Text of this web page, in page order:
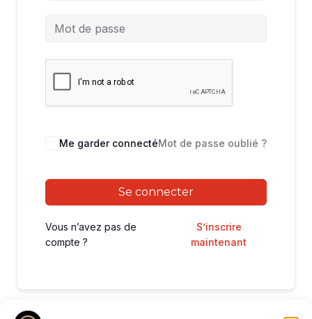
Me garder connectéMot de passe oublié ?
Se connecter
Vous n’avez pas de
compte ?
S’inscrire
maintenant